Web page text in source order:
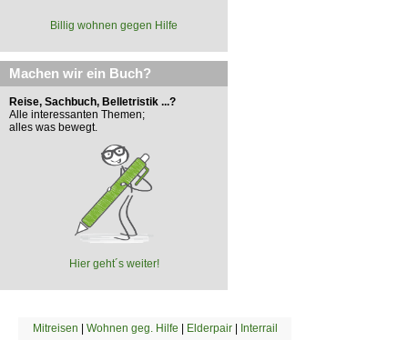
Billig wohnen gegen Hilfe
Machen wir ein Buch?
Reise, Sachbuch, Belletristik ...?
Alle interessanten Themen;
alles was bewegt.
Hier geht´s weiter!
Mitreisen | Wohnen geg. Hilfe | Elderpair| Interrail